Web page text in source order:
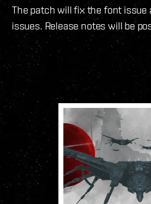
The patch will fix the font issue
issues. Release notes will be